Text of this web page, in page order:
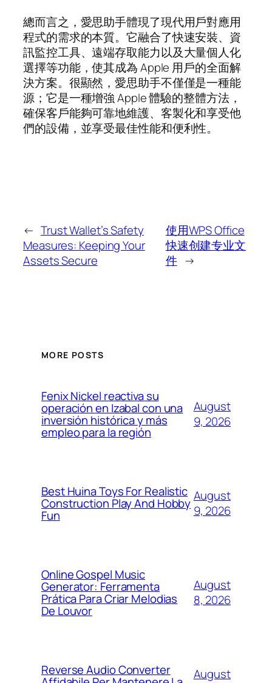
總而言之，愛思助手體現了現代用戶對應用
程式的需求的本質。它融合了快速安裝、資
訊監控工具、遠端存取能力以及大量個人化
選擇等功能，使其成為 Apple 用戶的全面解
決方案。很顯然，愛思助手不僅僅是一種能
源；它是一種增強 Apple 體驗的整體方法，
確保客戶能夠可靠地維護、客製化和享受他
們的設備，並享受最佳性能和便利性。
← Trust Wallet’s Safety
Measures: Keeping Your
Assets Secure
使用WPS Office
快速创建专业文
件 →
MORE POSTS
Fenix Nickel reactiva su
operación en Izabal con una
inversión histórica y más
empleo para la región
August
9, 2026
Best Huina Toys For Realistic
Construction Play And Hobby
Fun
August
9, 2026
Online Gospel Music
Generator: Ferramenta
Prática Para Criar Melodias
De Louvor
August
8, 2026
Reverse Audio Converter
August